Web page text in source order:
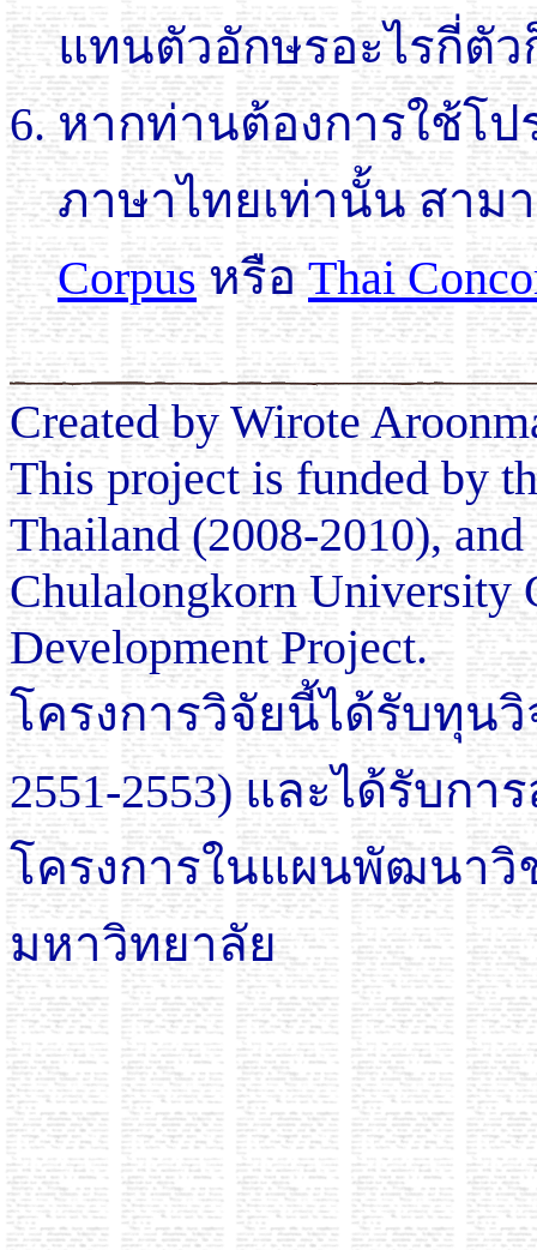
แทนตัวอักษรอะไรกี่ตัว
หากท่านต้องการใช้โป
ภาษาไทยเท่านั้น สาม
CorpusหรือThai
Created by Wirote
This project is funded by
Thailand (2008-2010),
Chulalongkorn University
Development Project.
โครงการวิจัยนี้ได้รับทุน
2551-2553) และได้รับก
โครงการในแผนพัฒนาวิ
มหาวิทยาลัย